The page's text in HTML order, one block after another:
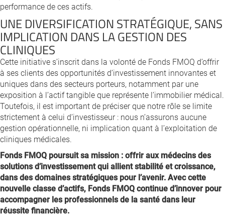
performance de ces actifs.
UNE DIVERSIFICATION STRATÉGIQUE, SANS
IMPLICATION DANS LA GESTION DES
CLINIQUES
Cette initiative s’inscrit dans la volonté de Fonds FMOQ d’offrir
à ses clients des opportunités d’investissement innovantes et
uniques dans des secteurs porteurs, notamment par une
exposition à l’actif tangible que représente l’immobilier médical.
Toutefois, il est important de préciser que notre rôle se limite
strictement à celui d’investisseur : nous n’assurons aucune
gestion opérationnelle, ni implication quant à l’exploitation de
cliniques médicales.
Fonds FMOQ poursuit sa mission : offrir aux médecins des
solutions d’investissement qui allient stabilité et croissance,
dans des domaines stratégiques pour l’avenir. Avec cette
nouvelle classe d’actifs, Fonds FMOQ continue d’innover pour
accompagner les professionnels de la santé dans leur
réussite financière.